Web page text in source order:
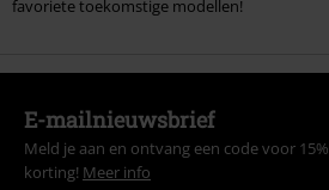
favoriete toekomstige modellen!
E-mailnieuwsbrief
Meld je aan en ontvang een code voor 15%
korting! Meer info